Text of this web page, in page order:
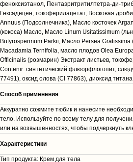
феноксиэтанол, Пентаэритритилтетра-ди-
Гексадецен, токоферилацетат, Восковая
Annuus (Подсолнечника), Масло косточек
(кокоса) Масло, Масло Linum Usitatissimum
Butyrospermum Parkii, Масло Persea Gratissima
Macadamia Ternifolia, масло плодов Olea
Officinalis (розмарин) Экстракт листьев,
Contenir: синтетический флюорфлогопит,
77491), оксид олова (CI 77863), диоксид
Способ применения
Аккуратно сожмите тюбик и нанесите
тело. Используйте по всему телу для
или на возвышенностях, чтобы подчеркнуть
Характеристики
Тип продукта: Крем для тела